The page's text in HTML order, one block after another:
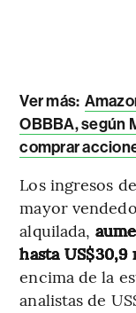
Ver más:
OBBBA, según
comprar
Los ingresos
mayor
alquilada,
hasta
encima de la
analistas de